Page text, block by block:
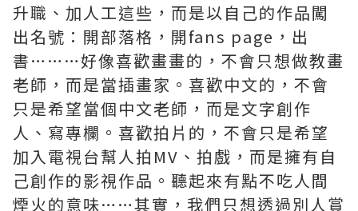
升職、加人工這些，而是以自己的作品闖
出名號：開部落格，開fans page，出
書………好像喜歡畫畫的，不會只想做教畫
老師，而是當插畫家。喜歡中文的，不會
只是希望當個中文老師，而是文字創作
人、寫專欄。喜歡拍片的，不會只是希望
加入電視台幫人拍MV、拍戲，而是擁有自
己創作的影視作品。聽起來有點不吃人間
煙火的意味……其實，我們只想透過別人賞